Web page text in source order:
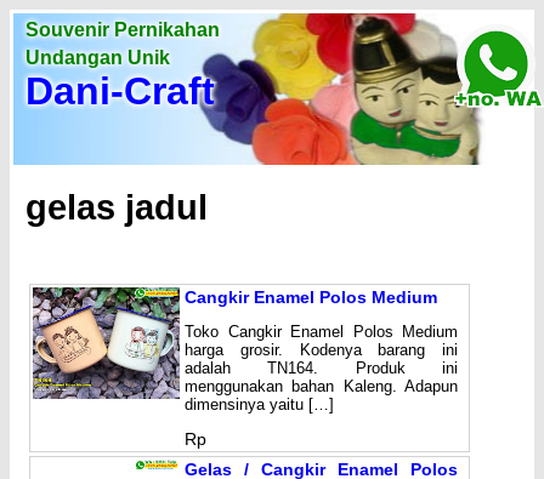
Souvenir Pernikahan
Undangan Unik
Dani-Craft
gelas jadul
Cangkir Enamel Polos Medium
Toko Cangkir Enamel Polos Medium
harga grosir. Kodenya barang ini
adalah TN164. Produk ini
menggunakan bahan Kaleng. Adapun
dimensinya yaitu […]
Rp
Gelas / Cangkir Enamel Polos